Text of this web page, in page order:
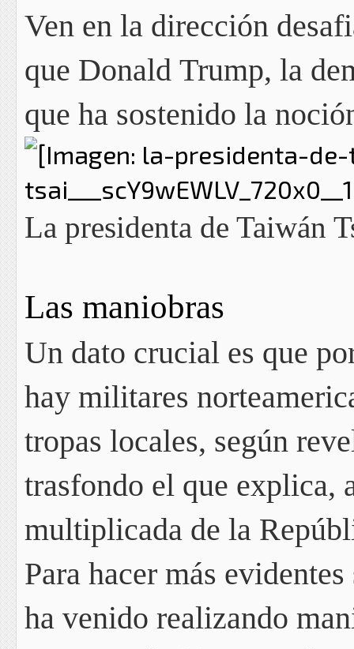
Ven en la dirección
que Donald Trump, la
que ha sostenido la
La presidenta de Taiwán
Las maniobras
Un dato crucial es que
hay militares
tropas locales, según
trasfondo el que explica,
multiplicada de la
Para hacer más
ha venido realizando